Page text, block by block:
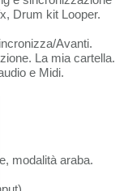
Drum kit Looper.
Avanti.
La mia cartella.
e Midi.
modalità araba.